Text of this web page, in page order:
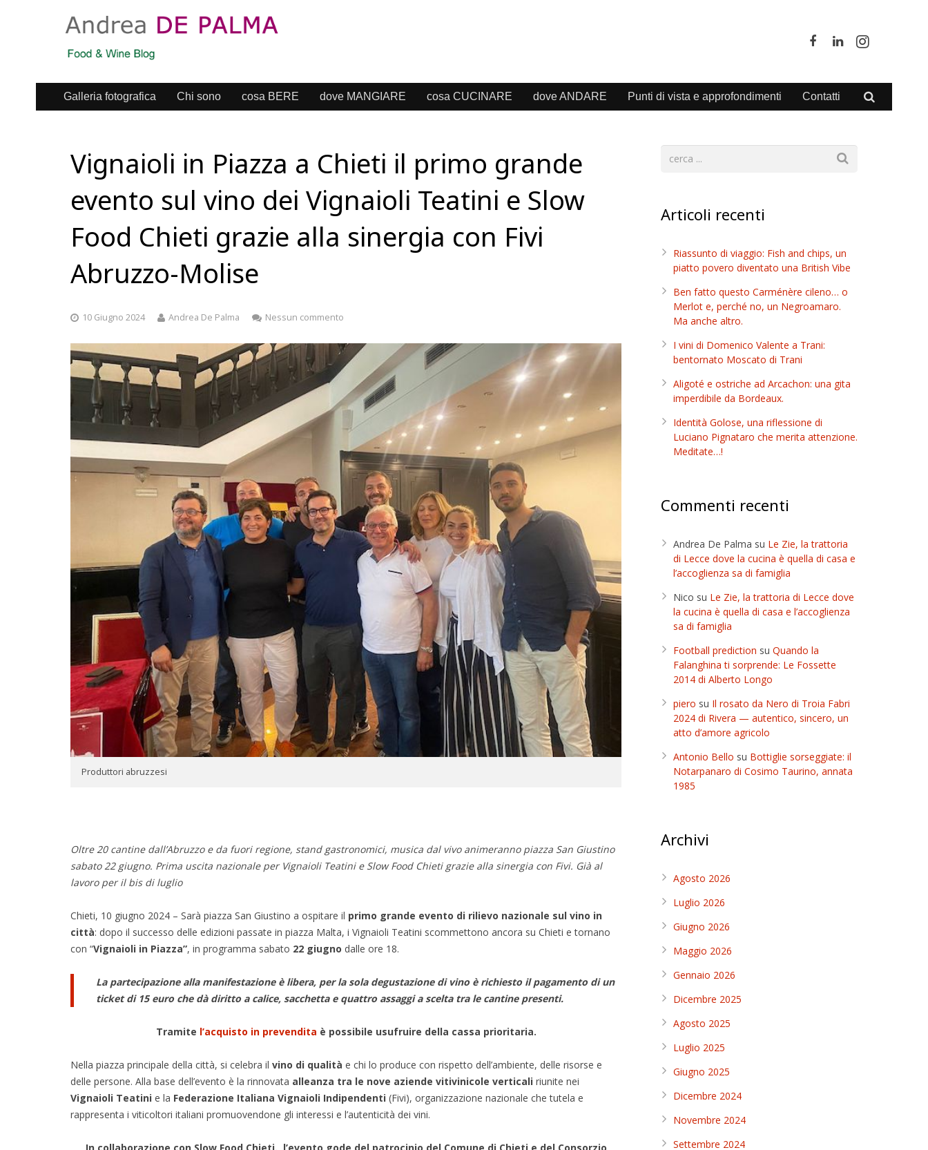
Galleria fotografica Chi sono cosa BERE dove MANGIARE cosa CUCINARE dove ANDARE Punti di vista e approfondimenti Contatti
Vignaioli in Piazza a Chieti il primo grande
evento sul vino dei Vignaioli Teatini e Slow
Food Chieti grazie alla sinergia con Fivi
Abruzzo-Molise
10 Giugno 2024 Andrea De Palma Nessun commento
Produttori abruzzesi
Oltre 20 cantine dall’Abruzzo e da fuori regione, stand gastronomici, musica dal vivo animeranno piazza San Giustino
sabato 22 giugno. Prima uscita nazionale per Vignaioli Teatini e Slow Food Chieti grazie alla sinergia con Fivi. Già al
lavoro per il bis di luglio
Chieti, 10 giugno 2024 – Sarà piazza San Giustino a ospitare il primo grande evento di rilievo nazionale sul vino in
città: dopo il successo delle edizioni passate in piazza Malta, i Vignaioli Teatini scommettono ancora su Chieti e tornano
con “Vignaioli in Piazza”, in programma sabato 22 giugno dalle ore 18.
La partecipazione alla manifestazione è libera, per la sola degustazione di vino è richiesto il pagamento di un
ticket di 15 euro che dà diritto a calice, sacchetta e quattro assaggi a scelta tra le cantine presenti.
Tramite l’acquisto in prevendita è possibile usufruire della cassa prioritaria.
Nella piazza principale della città, si celebra il vino di qualità e chi lo produce con rispetto dell’ambiente, delle risorse e
delle persone. Alla base dell’evento è la rinnovata alleanza tra le nove aziende vitivinicole verticali riunite nei
Vignaioli Teatini e la Federazione Italiana Vignaioli Indipendenti (Fivi), organizzazione nazionale che tutela e
rappresenta i viticoltori italiani promuovendone gli interessi e l’autenticità dei vini.
In collaborazione con Slow Food Chieti, l’evento gode del patrocinio del Comune di Chieti e del Consorzio
Articoli recenti
Riassunto di viaggio: Fish and chips, un
piatto povero diventato una British Vibe
Ben fatto questo Carménère cileno… o
Merlot e, perché no, un Negroamaro.
Ma anche altro.
I vini di Domenico Valente a Trani:
bentornato Moscato di Trani
Aligoté e ostriche ad Arcachon: una gita
imperdibile da Bordeaux.
Identità Golose, una riflessione di
Luciano Pignataro che merita attenzione.
Meditate…!
Commenti recenti
Andrea De Palma su Le Zie, la trattoria
di Lecce dove la cucina è quella di casa e
l’accoglienza sa di famiglia
Nico su Le Zie, la trattoria di Lecce dove
la cucina è quella di casa e l’accoglienza
sa di famiglia
Football prediction su Quando la
Falanghina ti sorprende: Le Fossette
2014 di Alberto Longo
piero su Il rosato da Nero di Troia Fabri
2024 di Rivera — autentico, sincero, un
atto d’amore agricolo
Antonio Bello su Bottiglie sorseggiate: il
Notarpanaro di Cosimo Taurino, annata
1985
Archivi
Agosto 2026
Luglio 2026
Giugno 2026
Maggio 2026
Gennaio 2026
Dicembre 2025
Agosto 2025
Luglio 2025
Giugno 2025
Dicembre 2024
Novembre 2024
Settembre 2024